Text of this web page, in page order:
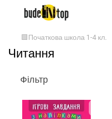
🟩Початкова школа 1-4 кл.
Читання
Фільтр